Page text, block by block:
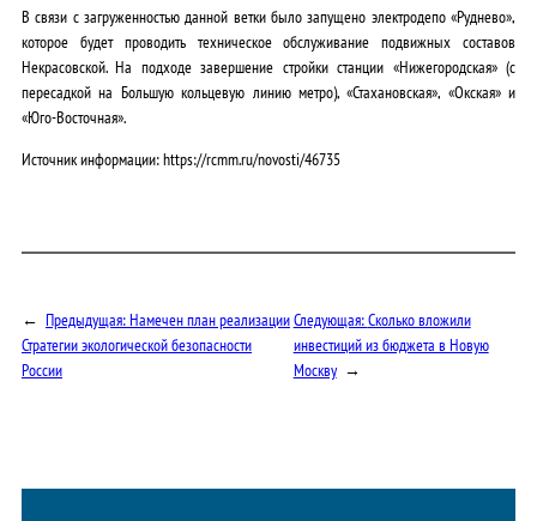
В связи с загруженностью данной ветки было запущено электродепо «Руднево»,
которое будет проводить техническое обслуживание подвижных составов
Некрасовской. На подходе завершение стройки станции «Нижегородская» (с
пересадкой на Большую кольцевую линию метро), «Стахановская», «Окская» и
«Юго-Восточная».
Источник информации: https://rcmm.ru/novosti/46735
← Предыдущая:Намечен план реализации
Стратегии экологической безопасности
России
Следующая:Сколько вложили
инвестиций из бюджета в Новую
Москву →